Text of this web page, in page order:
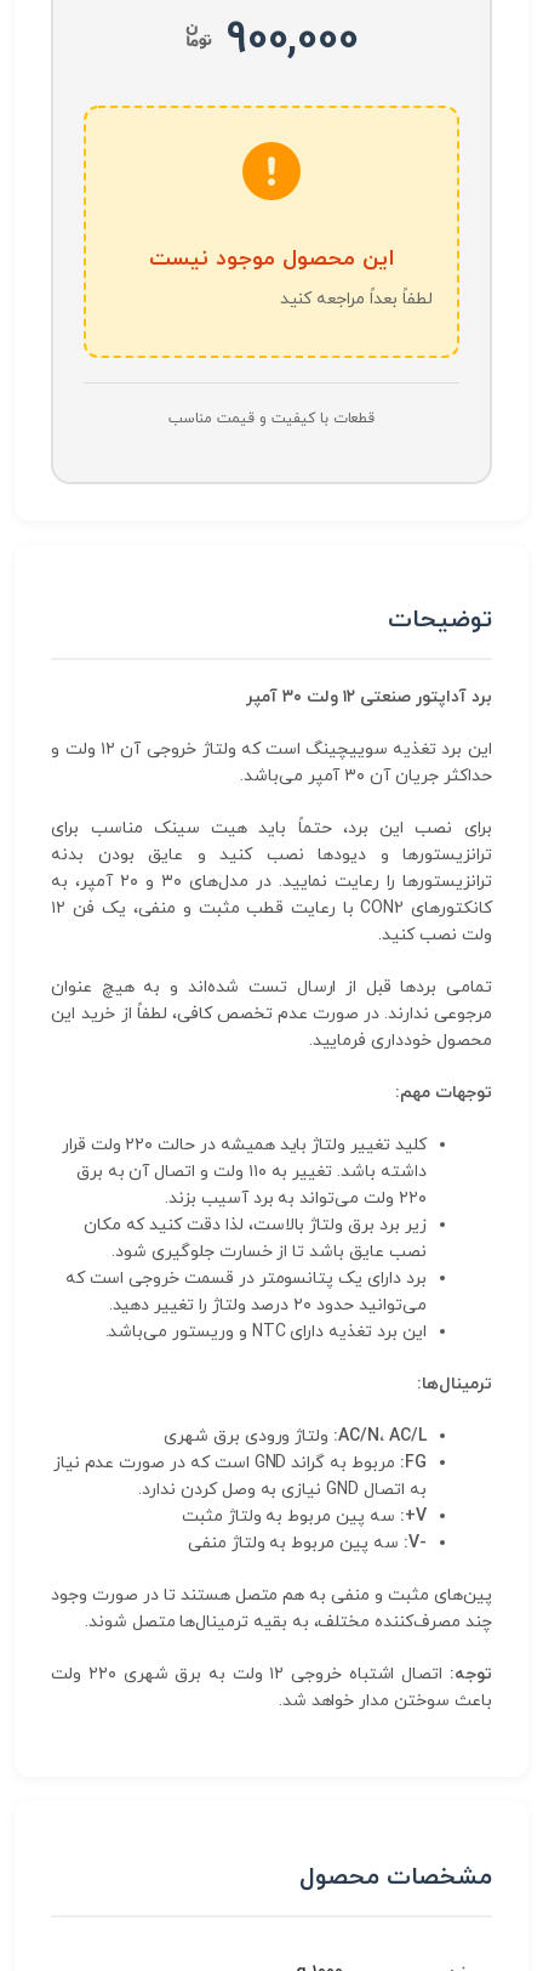
900,000
این محصول موجود نیست
لطفاً بعداً مراجعه کنید
قطعات با کیفیت و قیمت مناسب
توضیحات
برد آداپتور صنعتی ۱۲ ولت ۳۰ آمپر
این برد تغذیه سوییچینگ است که ولتاژ خروجی آن ۱۲ ولت و
حداکثر جریان آن ۳۰ آمپر می‌باشد.
برای نصب این برد، حتماً باید هیت سینک مناسب برای
ترانزیستورها و دیودها نصب کنید و عایق بودن بدنه
ترانزیستورها را رعایت نمایید. در مدل‌های ۳۰ و ۲۰ آمپر، به
کانکتورهای CON2 با رعایت قطب مثبت و منفی، یک فن ۱۲
ولت نصب کنید.
تمامی بردها قبل از ارسال تست شده‌اند و به هیچ عنوان
مرجوعی ندارند. در صورت عدم تخصص کافی، لطفاً از خرید این
محصول خودداری فرمایید.
توجهات مهم:
کلید تغییر ولتاژ باید همیشه در حالت ۲۲۰ ولت قرار
داشته باشد. تغییر به ۱۱۰ ولت و اتصال آن به برق
۲۲۰ ولت می‌تواند به برد آسیب بزند.
زیر برد برق ولتاژ بالاست، لذا دقت کنید که مکان
نصب عایق باشد تا از خسارت جلوگیری شود.
برد دارای یک پتانسومتر در قسمت خروجی است که
می‌توانید حدود ۲۰ درصد ولتاژ را تغییر دهید.
این برد تغذیه دارای NTC و وریستور می‌باشد.
ترمینال‌ها:
AC/N، AC/L: ولتاژ ورودی برق شهری
FG:
مربوط به گراند GND است که در صورت عدم نیاز
به اتصال GND نیازی به وصل کردن ندارد.
V+:
سه پین مربوط به ولتاژ مثبت
-V:
سه پین مربوط به ولتاژ منفی
پین‌های مثبت و منفی به هم متصل هستند تا در صورت وجود
چند مصرف‌کننده مختلف، به بقیه ترمینال‌ها متصل شوند.
توجه:
اتصال اشتباه خروجی ۱۲ ولت به برق شهری ۲۲۰ ولت
باعث سوختن مدار خواهد شد.
مشخصات محصول